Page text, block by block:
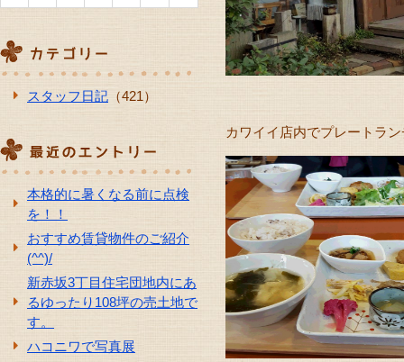
スタッフ日記 （421）
本格的に暑くなる前に点検
を！！
おすすめ賃貸物件のご紹介
(^^)/
新赤坂3丁目住宅団地内にあ
るゆったり108坪の売土地で
す。
ハコニワで写真展
カワイイ店内でプレートラ